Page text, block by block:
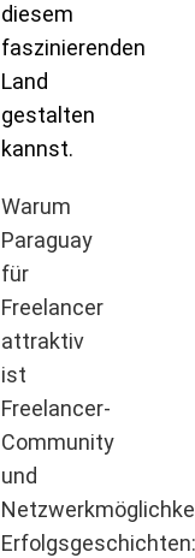
diesem
faszinierenden
Land
gestalten
kannst.
Warum
Paraguay
für
Freelancer
attraktiv
ist
Freelancer-
Community
und
Erfolgsgeschichten: